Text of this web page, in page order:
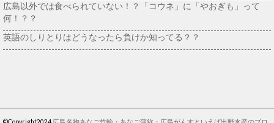
広島以外では食べられていない！？「コウネ」に「やおぎも」って
何！？？
英語のしりとりはどうなったら負けか知ってる？？